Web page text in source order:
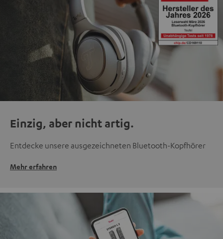
Einzig, aber nicht artig.
Entdecke unsere ausgezeichneten Bluetooth-Kopfhörer
Mehr erfahren